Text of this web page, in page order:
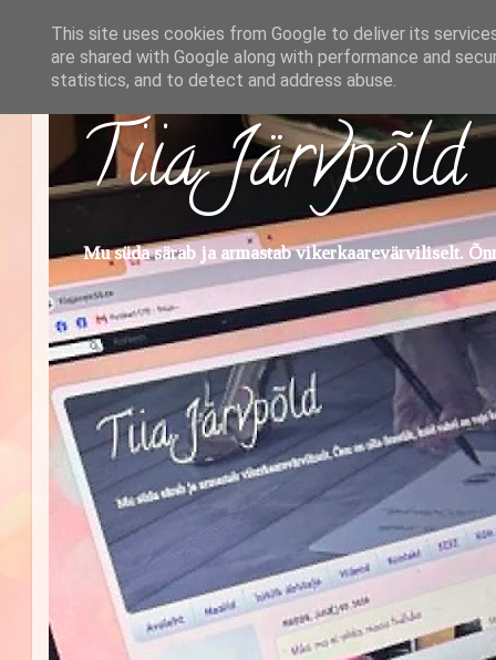
Tiia Järvpõld
Mu süda särab ja armastab vikerkaarevärviliselt.
This site uses cookies from Google to deliver its
are shared with Google along with performance and
statistics, and to detect and address abuse.